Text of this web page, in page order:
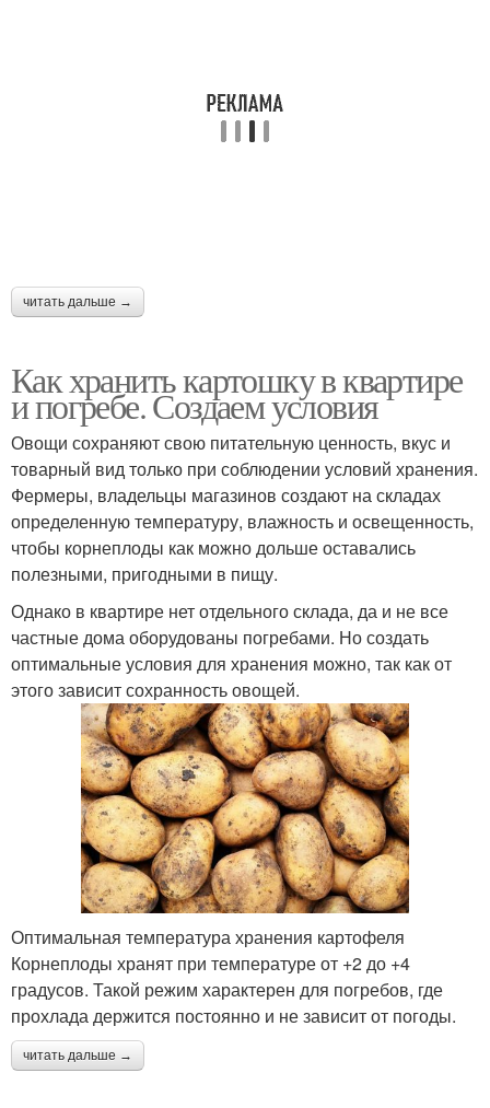
читать дальше →
Как хранить картошку в квартире
и погребе. Создаем условия
Овощи сохраняют свою питательную ценность, вкус и
товарный вид только при соблюдении условий хранения.
Фермеры, владельцы магазинов создают на складах
определенную температуру, влажность и освещенность,
чтобы корнеплоды как можно дольше оставались
полезными, пригодными в пищу.
Однако в квартире нет отдельного склада, да и не все
частные дома оборудованы погребами. Но создать
оптимальные условия для хранения можно, так как от
этого зависит сохранность овощей.
Оптимальная температура хранения картофеля
Корнеплоды хранят при температуре от +2 до +4
градусов. Такой режим характерен для погребов, где
прохлада держится постоянно и не зависит от погоды.
читать дальше →